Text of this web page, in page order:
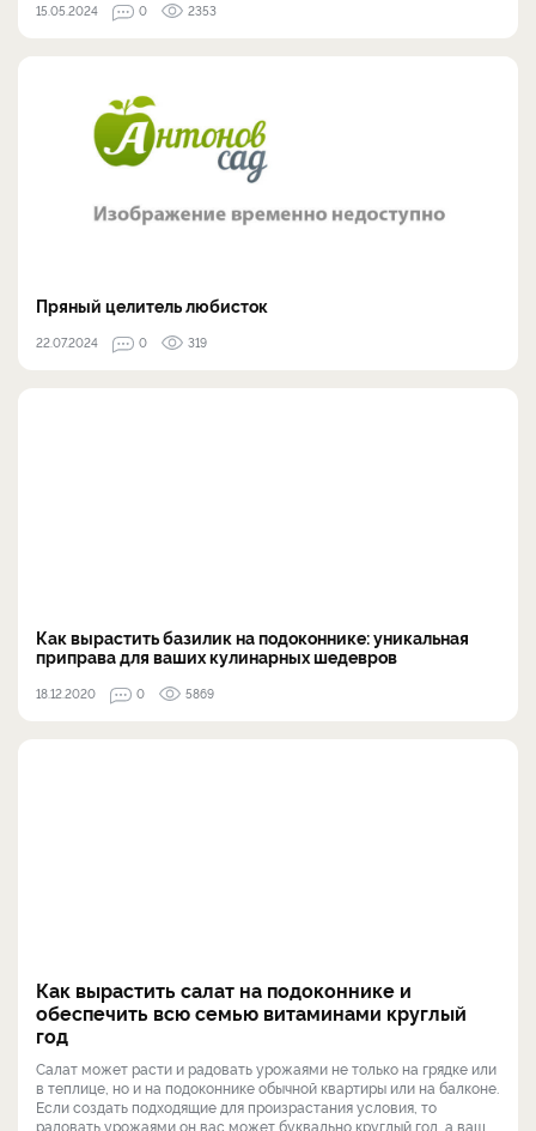
15.05.2024 0 2353
Пряный целитель любисток
22.07.2024 0 319
Как вырастить базилик на подоконнике: уникальная
приправа для ваших кулинарных шедевров
18.12.2020 0 5869
Как вырастить салат на подоконнике и
обеспечить всю семью витаминами круглый
год
Салат может расти и радовать урожаями не только на грядке или
в теплице, но и на подоконнике обычной квартиры или на балконе.
Если создать подходящие для произрастания условия, то
радовать урожаями он вас может буквально круглый год, а ваш